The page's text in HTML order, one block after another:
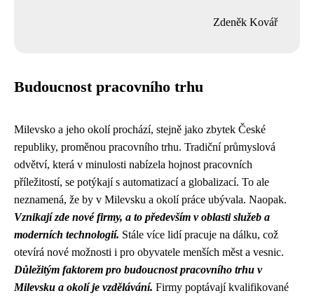
Zdeněk Kovář
Budoucnost pracovního trhu
Milevsko a jeho okolí prochází, stejně jako zbytek České
republiky, proměnou pracovního trhu. Tradiční průmyslová
odvětví, která v minulosti nabízela hojnost pracovních
příležitostí, se potýkají s automatizací a globalizací. To ale
neznamená, že by v Milevsku a okolí práce ubývala. Naopak.
Vznikají zde nové firmy, a to především v oblasti služeb a
moderních technologií. Stále více lidí pracuje na dálku, což
otevírá nové možnosti i pro obyvatele menších měst a vesnic.
Důležitým faktorem pro budoucnost pracovního trhu v
Milevsku a okolí je vzdělávání. Firmy poptávají kvalifikované